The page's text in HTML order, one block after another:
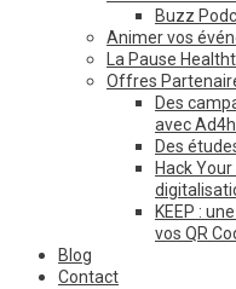
Buzz
Animer vos
La Pause
Offres
Des
avec
Des
Hack
KEEP :
vos QR
Blog
Contact